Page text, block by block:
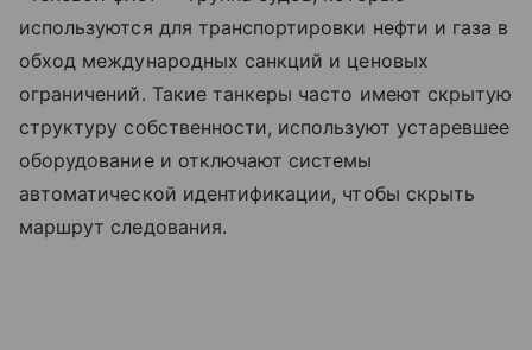
используются для транспортировки нефти и газа в
обход международных санкций и ценовых
ограничений. Такие танкеры часто имеют скрытую
структуру собственности, используют устаревшее
оборудование и отключают системы
автоматической идентификации, чтобы скрыть
маршрут следования.